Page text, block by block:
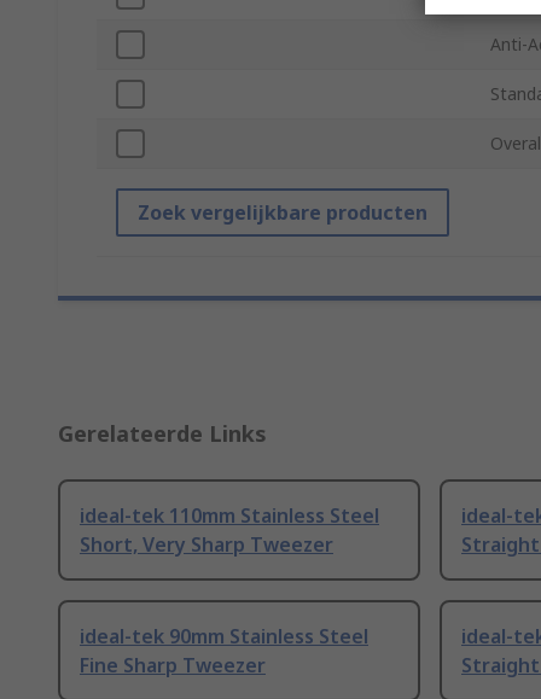
Anti-
Zoek vergelijkbare producten
Gerelateerde Links
ideal-tek 110mm Stainless Steel
Short, Very Sharp Tweezer
ideal-
ideal-tek 90mm Stainless Steel
Fine Sharp Tweezer
ideal-